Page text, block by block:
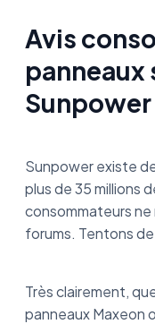
Avis
panneaux
Sunpower
Sunpower existe
plus de 35 millions
consommateurs ne
forums. Tentons
Très clairement,
panneaux Maxeon